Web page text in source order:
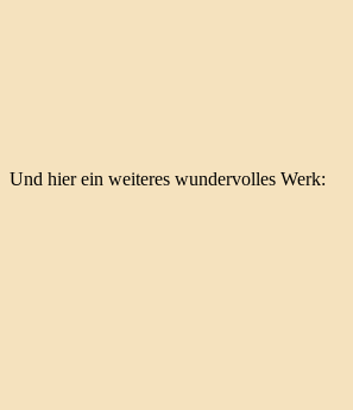
Und hier ein weiteres wundervolles Werk: